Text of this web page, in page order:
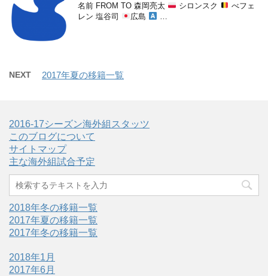
名前 FROM TO 森岡亮太 シロンスク
べフェ
レン 塩谷司
広島
NEXT 2017年夏の移籍一覧
2016-17シーズン海外組スタッツ
このブログについて
サイトマップ
主な海外組試合予定
2018年冬の移籍一覧
2017年夏の移籍一覧
2017年冬の移籍一覧
2018年1月
2017年6月